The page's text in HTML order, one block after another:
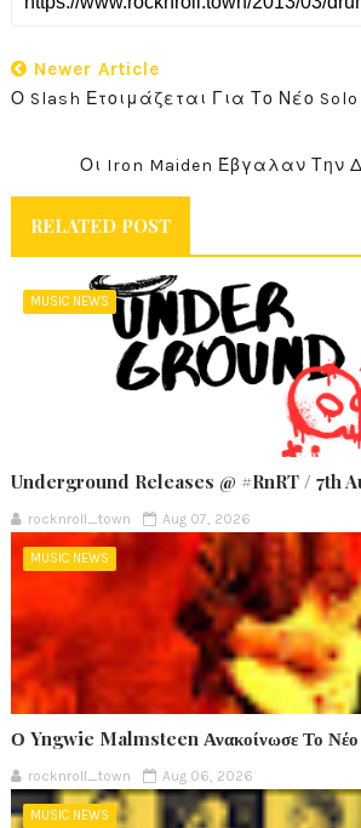
Newer Article
Ο Slash Ετοιμάζεται Για Το Νέο
Οι Iron Maiden Έβγαλαν Την
RELATED POST
MUSIC NEWS
Underground Releases @ #RnRT / 7th
rocknroll_town Aug 07, 2026
MUSIC NEWS
Ο Yngwie Malmsteen Ανακοίνωσε Το
rocknroll_town Aug 06, 2026
MUSIC NEWS